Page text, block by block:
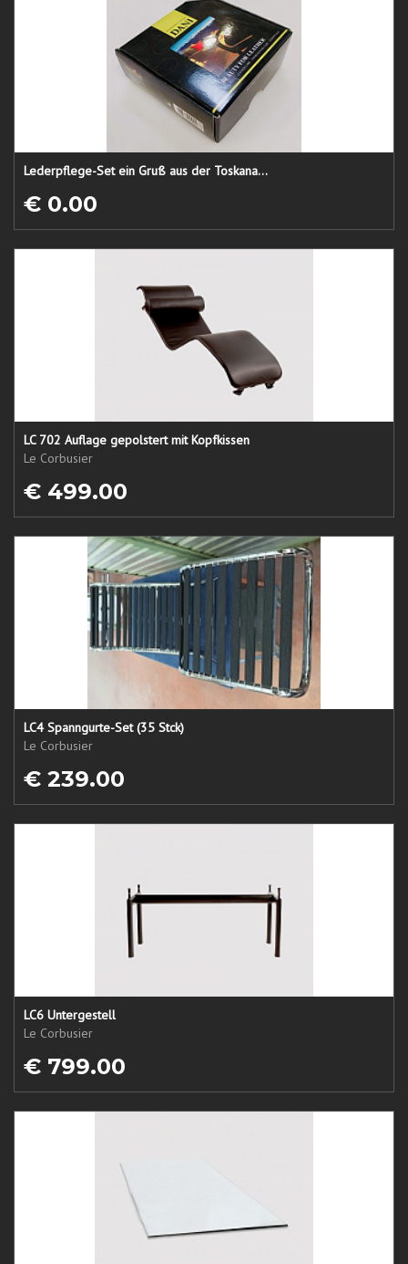
Lederpflege-Set ein Gruß aus der Toskana...
€ 0.00
LC 702 Auflage gepolstert mit Kopfkissen
Le Corbusier
€ 499.00
LC4 Spanngurte-Set (35 Stck)
Le Corbusier
€ 239.00
LC6 Untergestell
Le Corbusier
€ 799.00